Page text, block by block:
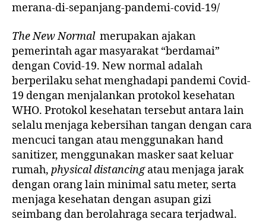
merana-di-sepanjang-pandemi-covid-19/
The New Normalmerupakan ajakan
pemerintah agar masyarakat “berdamai”
dengan Covid-19. New normal adalah
berperilaku sehat menghadapi pandemi Covid-
19 dengan menjalankan protokol kesehatan
WHO. Protokol kesehatan tersebut antara lain
selalu menjaga kebersihan tangan dengan cara
mencuci tangan atau menggunakan hand
sanitizer, menggunakan masker saat keluar
rumah, physical distancingatau menjaga jarak
dengan orang lain minimal satu meter, serta
menjaga kesehatan dengan asupan gizi
seimbang dan berolahraga secara terjadwal.